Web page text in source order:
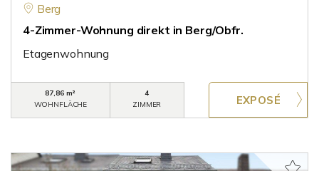
Berg
4-Zimmer-Wohnung direkt in Berg/Obfr.
Etagenwohnung
87,86 m²
WOHNFLÄCHE
4
ZIMMER